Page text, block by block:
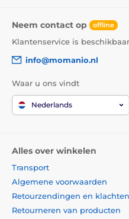
Neem contact op offline
Klantenservice is beschikbaar
info@momanio.nl
Waar u ons vindt
Nederlands
Alles over winkelen
Transport
Algemene voorwaarden
Retourzendingen en klachten
Retourneren van producten